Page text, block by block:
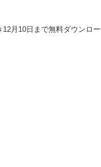
月10日まで無料ダウンロー